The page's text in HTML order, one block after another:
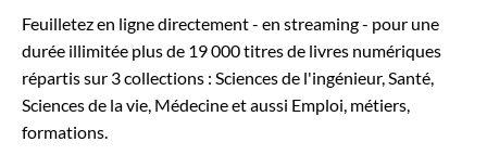
Feuilletez en ligne directement - en streaming - pour une
durée illimitée plus de 19 000 titres de livres numériques
répartis sur 3 collections : Sciences de l'ingénieur, Santé,
Sciences de la vie, Médecine et aussi Emploi, métiers,
formations.